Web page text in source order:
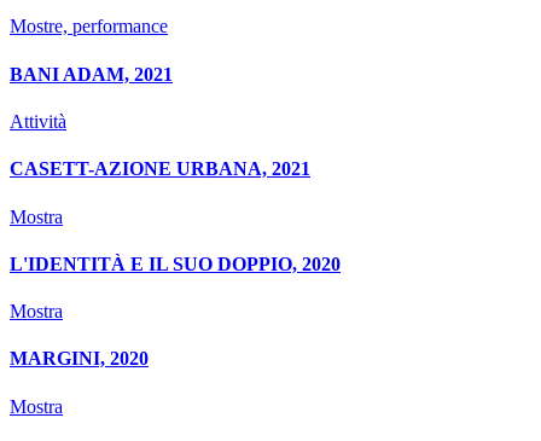
Mostre, performance
BANI ADAM, 2021
Attività
CASETT-AZIONE URBANA, 2021
Mostra
L'IDENTITÀ E IL SUO DOPPIO, 2020
Mostra
MARGINI, 2020
Mostra